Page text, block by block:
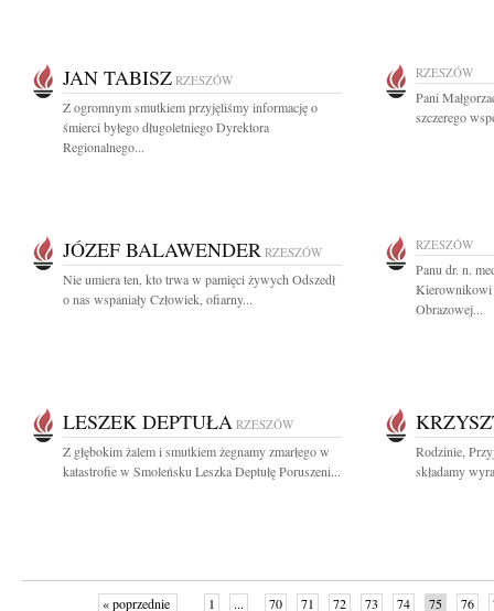
JAN TABISZ RZESZÓW
Z ogromnym smutkiem przyjęliśmy informację o
śmierci byłego długoletniego Dyrektora
Regionalnego...
RZESZÓW
Pani
szczerego
JÓZEF BALAWENDER RZESZÓW
Nie umiera ten, kto trwa w pamięci żywych Odszedł
o nas wspaniały Człowiek, ofiarny...
RZESZÓW
Panu dr. n.
Kierownikowi
Obrazowej...
LESZEK DEPTUŁA RZESZÓW
Z głębokim żalem i smutkiem żegnamy zmarłego w
katastrofie w Smoleńsku Leszka Deptułę Poruszeni...
Rodzinie,
składamy
« poprzednie 1 ... 70 71 72 73 74 75 76